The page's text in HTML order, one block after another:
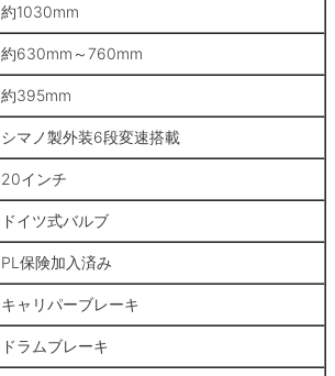
約1030mm
約630mm～760mm
約395mm
シマノ製外装6段変速搭載
20インチ
ドイツ式バルブ
PL保険加入済み
キャリパーブレーキ
ドラムブレーキ